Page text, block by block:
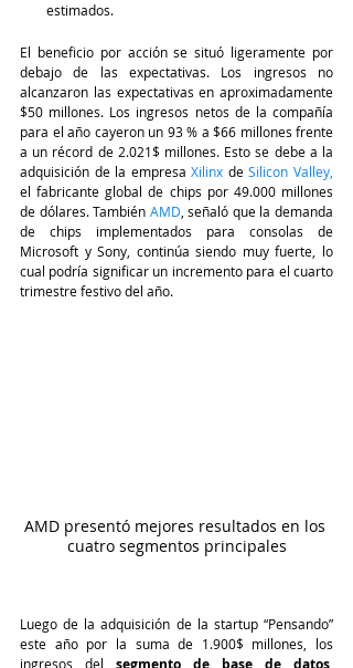
estimados.
El beneficio por acción se situó ligeramente por
debajo de las expectativas. Los ingresos no
alcanzaron las expectativas en aproximadamente
$50 millones. Los ingresos netos de la compañía
para el año cayeron un 93 % a $66 millones frente
a un récord de 2.021$ millones. Esto se debe a la
adquisición de la empresa Xilinx de Silicon Valley
el fabricante global de chips por 49.000 millones
de dólares. También AMD , señaló que la demanda
de chips implementados para consolas de
Microsoft y Sony, continúa siendo muy fuerte, lo
cual podría significar un incremento para el cuarto
trimestre festivo del año.
AMD presentó mejores resultados en los
cuatro segmentos principales
Luego de la adquisición de la startup “Pensando”
este año por la suma de 1.900$ millones, los
ingresos del segmento de base de datos